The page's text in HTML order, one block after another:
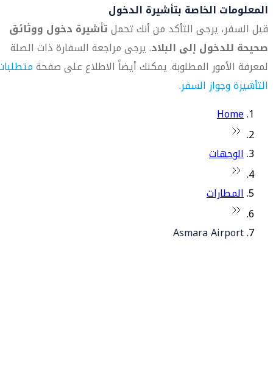
المعلومات الخاصة بتأشيرة الدخول
قبل السفر، يرجى التأكد من أنك تحملتأشيرة دخول ووثائق
صحيحة للدخول إلى البلاد. يرجى مراجعة السفارة ذات الصلة
لمعرفة الأمور المطلوبة. يمكنك أيضاً الاطلاع على صفحة
التأشيرة وجواز السفر.
Home
الوجهات
المطارات
Asmara Airport